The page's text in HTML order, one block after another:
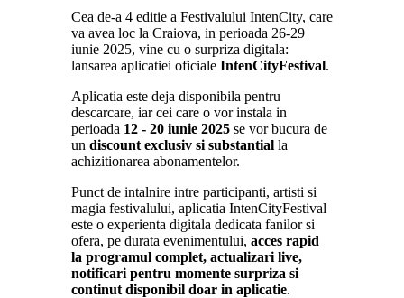
Cea de-a 4 editie a Festivalului IntenCity, care
va avea loc la Craiova, in perioada 26-29
iunie 2025, vine cu o surpriza digitala:
lansarea aplicatiei oficiale IntenCityFestival.
Aplicatia este deja disponibila pentru
descarcare, iar cei care o vor instala in
perioada 12 - 20 iunie 2025 se vor bucura de
un discount exclusiv si substantial la
achizitionarea abonamentelor.
Punct de intalnire intre participanti, artisti si
magia festivalului, aplicatia IntenCityFestival
este o experienta digitala dedicata fanilor si
ofera, pe durata evenimentului, acces rapid
la programul complet, actualizari live,
notificari pentru momente surpriza si
continut disponibil doar in aplicatie.